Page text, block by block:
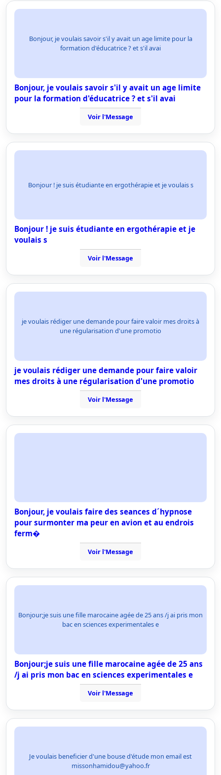
Bonjour, je voulais savoir s'il y avait un age limite pour la
formation d'éducatrice ? et s'il avai
Bonjour, je voulais savoir s'il y avait un age limite
pour la formation d'éducatrice ? et s'il avai
Voir l'Message
Bonjour ! je suis étudiante en ergothérapie et je voulais s
Bonjour ! je suis étudiante en ergothérapie et je
voulais s
Voir l'Message
je voulais rédiger une demande pour faire valoir mes droits à
une régularisation d'une promotio
je voulais rédiger une demande pour faire valoir
mes droits à une régularisation d'une promotio
Voir l'Message
Bonjour, je voulais faire des seances d´hypnose
pour surmonter ma peur en avion et au endrois
ferm�
Voir l'Message
Bonjour;je suis une fille marocaine agée de 25 ans /j ai pris mon
bac en sciences experimentales e
Bonjour;je suis une fille marocaine agée de 25 ans
/j ai pris mon bac en sciences experimentales e
Voir l'Message
Je voulais beneficier d'une bouse d'étude mon email est
missonhamidou@yahoo.fr